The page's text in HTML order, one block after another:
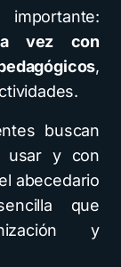
vez con
,
buscan
usar y con
abecedario
que
y